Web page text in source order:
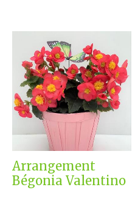
Arrangement
Bégonia Valentino